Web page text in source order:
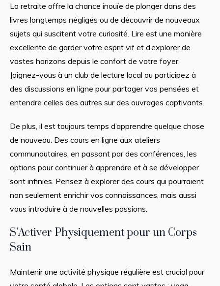
La retraite offre la chance inouïe de plonger dans des
livres longtemps négligés ou de découvrir de nouveaux
sujets qui suscitent votre curiosité. Lire est une manière
excellente de garder votre esprit vif et d’explorer de
vastes horizons depuis le confort de votre foyer.
Joignez-vous à un club de lecture local ou participez à
des discussions en ligne pour partager vos pensées et
entendre celles des autres sur des ouvrages captivants.
De plus, il est toujours temps d’apprendre quelque chose
de nouveau. Des cours en ligne aux ateliers
communautaires, en passant par des conférences, les
options pour continuer à apprendre et à se développer
sont infinies. Pensez à explorer des cours qui pourraient
non seulement enrichir vos connaissances, mais aussi
vous introduire à de nouvelles passions.
S’Activer Physiquement pour un Corps
Sain
Maintenir une activité physique régulière est crucial pour